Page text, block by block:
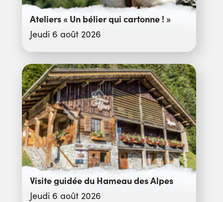
Ateliers « Un bélier qui cartonne ! »
Jeudi 6 août 2026
Visite guidée du Hameau des Alpes
Jeudi 6 août 2026